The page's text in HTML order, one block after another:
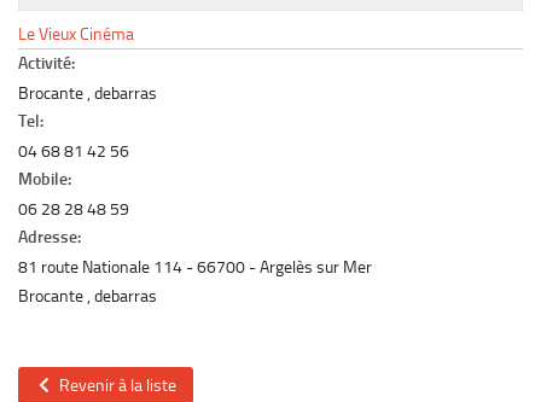
Le marché du mobilier d’occasion
Insertion Annuaire
Contact
Le Vieux Cinéma
Activité:
Brocante , debarras
Tel:
04 68 81 42 56
Mobile:
06 28 28 48 59
Adresse:
81 route Nationale 114 66700
Argelès sur Mer
Brocante , debarras
Revenir à la liste